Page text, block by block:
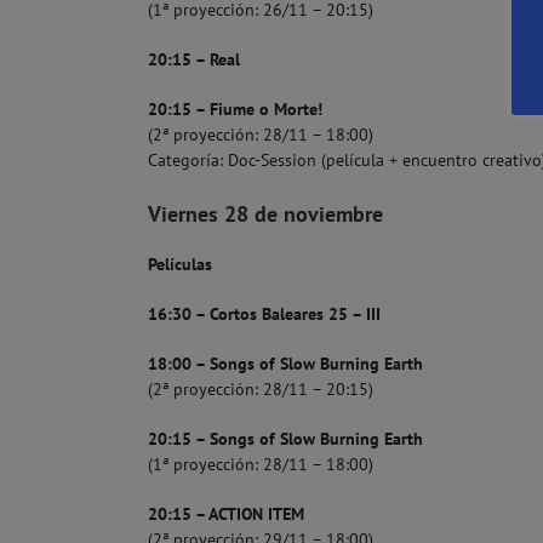
(1ª proyección: 26/11 – 20:15)
20:15 – Real
20:15 – Fiume o Morte!
(2ª proyección: 28/11 – 18:00)
Categoría: Doc-Session (película + encuentro
Viernes 28 de noviembre
Películas
16:30 – Cortos Baleares 25 – III
18:00 – Songs of Slow Burning Earth
(2ª proyección: 28/11 – 20:15)
20:15 – Songs of Slow Burning Earth
(1ª proyección: 28/11 – 18:00)
20:15 – ACTION ITEM